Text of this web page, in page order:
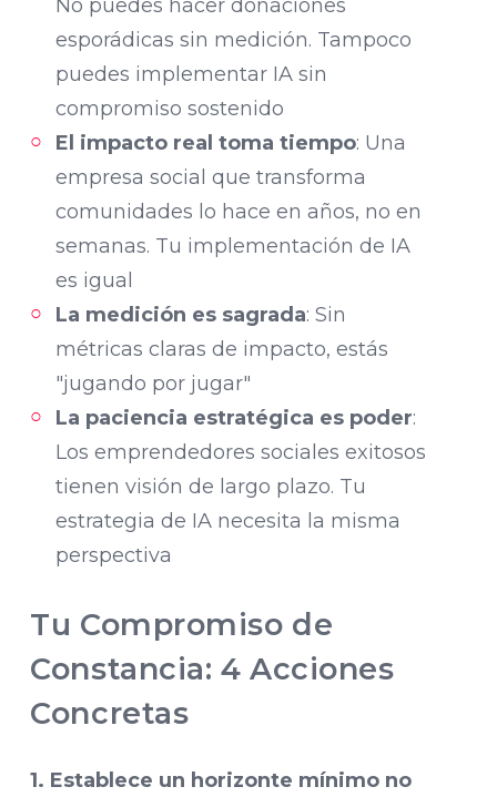
No puedes hacer donaciones
esporádicas sin medición. Tampoco
puedes implementar IA sin
compromiso sostenido
El impacto real toma tiempo: Una
empresa social que transforma
comunidades lo hace en años, no en
semanas. Tu implementación de IA
es igual
La medición es sagrada: Sin
métricas claras de impacto, estás
"jugando por jugar"
La paciencia estratégica es poder:
Los emprendedores sociales exitosos
tienen visión de largo plazo. Tu
estrategia de IA necesita la misma
perspectiva
Tu Compromiso de
Constancia: 4 Acciones
Concretas
1. Establece un horizonte mínimo no